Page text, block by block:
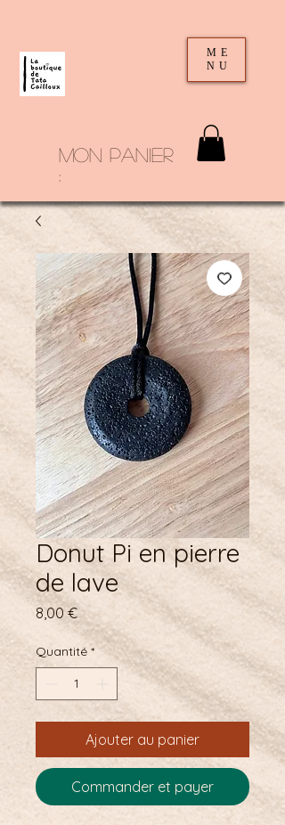
mon panier
:
ME
NU
Donut Pi en pierre
de lave
8,00 €Prix
Quantité *
Ajouter au panier
Commander et payer